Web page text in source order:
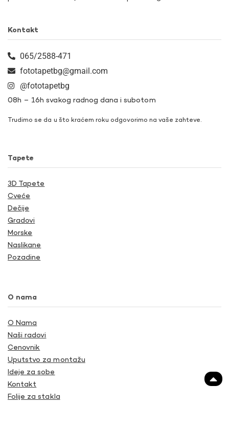
Kontakt
065/2588-471
fototapetbg@gmail.com
@fototapetbg
08h – 16h svakog radnog dana i subotom
Trudimo se da u što kraćem roku odgovorimo na vaše zahteve.
Tapete
3D Tapete
Cveće
Dečije
Gradovi
Morske
Naslikane
Pozadine
O nama
O Nama
Naši radovi
Cenovnik
Uputstvo za montažu
Ideje za sobe
Kontakt
Folije za stakla